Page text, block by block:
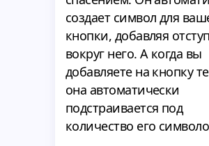
создает символ для
кнопки, добавляя
вокруг него. А когда вы
добавляете на кнопку
она автоматически
подстраивается под
количество его